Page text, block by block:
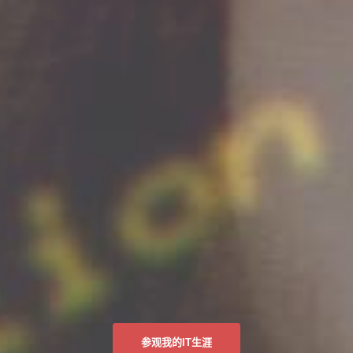
为一名技术高超
目前只是一个闷骚的IT宅男
参观我的IT生涯